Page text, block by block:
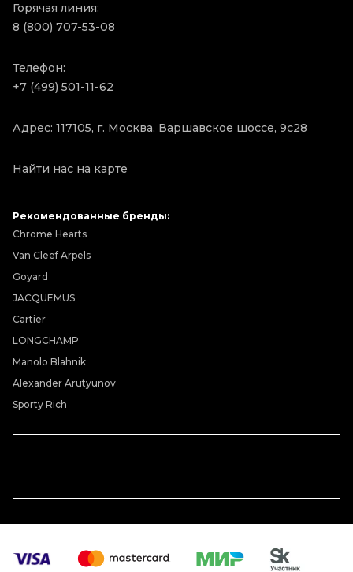
Горячая линия:
8 (800) 707-53-08
Телефон:
+7 (499) 501-11-62
Адрес: 117105, г. Москва, Варшавское шоссе, 9с28
Найти нас на карте
Рекомендованные бренды:
Chrome Hearts
Van Cleef Arpels
Goyard
JACQUEMUS
Cartier
LONGCHAMP
Manolo Blahnik
Alexander Arutyunov
Sporty Rich